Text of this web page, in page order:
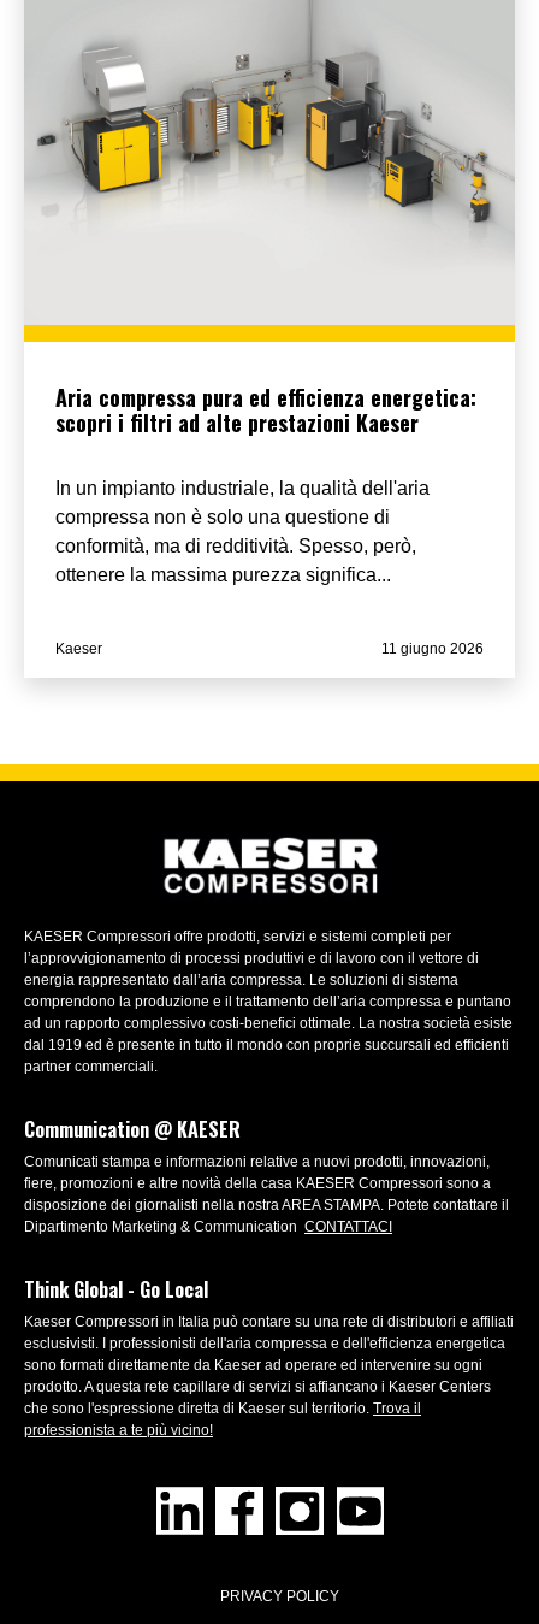
Aria compressa pura ed efficienza energetica:
scopri i filtri ad alte prestazioni Kaeser
In un impianto industriale, la qualità dell'aria
compressa non è solo una questione di
conformità, ma di redditività. Spesso, però,
ottenere la massima purezza significa...
Kaeser 11 giugno 2026
KAESER Compressori offre prodotti, servizi e sistemi completi per
l’approvvigionamento di processi produttivi e di lavoro con il vettore di
energia rappresentato dall’aria compressa. Le soluzioni di sistema
comprendono la produzione e il trattamento dell’aria compressa e puntano
ad un rapporto complessivo costi-benefici ottimale. La nostra società esiste
dal 1919 ed è presente in tutto il mondo con proprie succursali ed efficienti
partner commerciali.
Communication @ KAESER
Comunicati stampa e informazioni relative a nuovi prodotti, innovazioni,
fiere, promozioni e altre novità della casa KAESER Compressori sono a
disposizione dei giornalisti nella nostra AREA STAMPA. Potete contattare il
Dipartimento Marketing & Communication CONTATTACI
Think Global - Go Local
Kaeser Compressori in Italia può contare su una rete di distributori e affiliati
esclusivisti. I professionisti dell'aria compressa e dell'efficienza energetica
sono formati direttamente da Kaeser ad operare ed intervenire su ogni
prodotto. A questa rete capillare di servizi si affiancano i Kaeser Centers
che sono l'espressione diretta di Kaeser sul territorio. Trova il
professionista a te più vicino!
PRIVACY POLICY